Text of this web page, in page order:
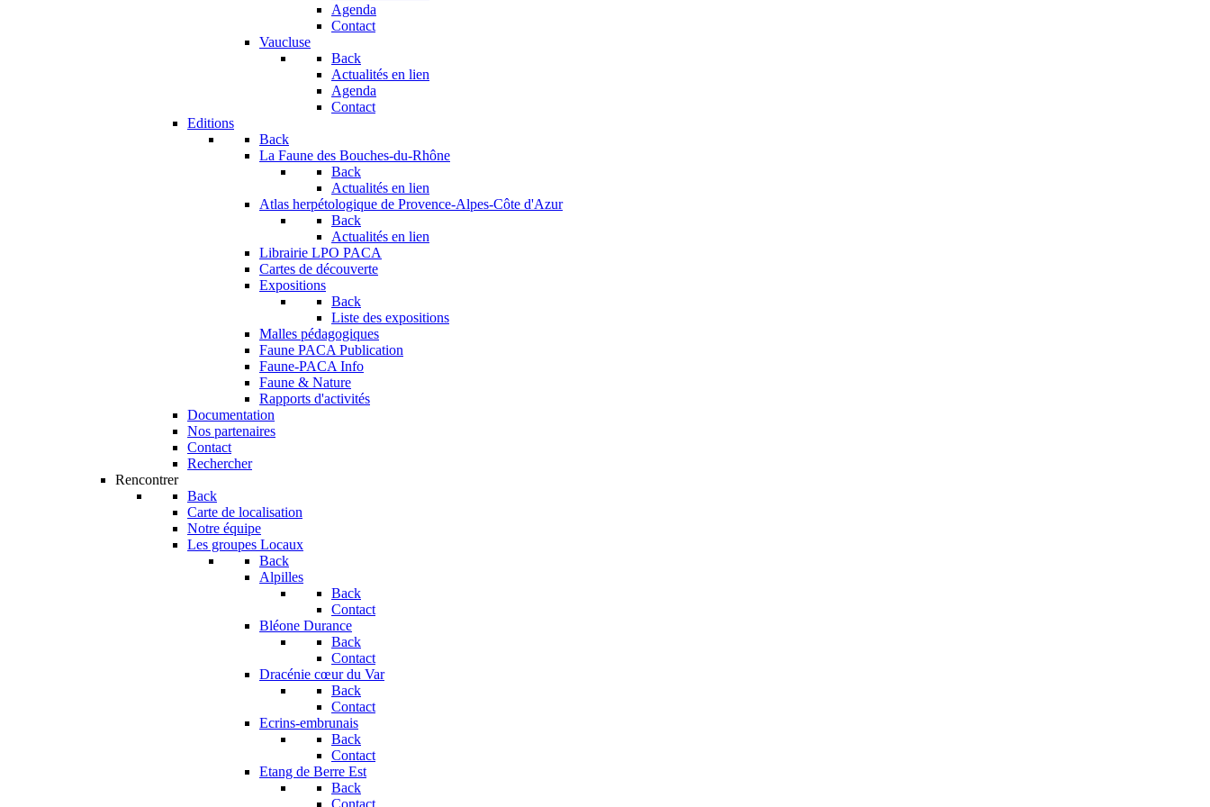
Agenda
Contact
Vaucluse
Back
Actualités en lien
Agenda
Contact
Editions
Back
La Faune des Bouches-du-Rhône
Back
Actualités en lien
Atlas herpétologique de Provence-Alpes-Côte d'Azur
Back
Actualités en lien
Librairie LPO PACA
Cartes de découverte
Expositions
Back
Liste des expositions
Malles pédagogiques
Faune PACA Publication
Faune-PACA Info
Faune & Nature
Rapports d'activités
Documentation
Nos partenaires
Contact
Rechercher
Rencontrer
Back
Carte de localisation
Notre équipe
Les groupes Locaux
Back
Alpilles
Back
Contact
Bléone Durance
Back
Contact
Dracénie cœur du Var
Back
Contact
Ecrins-embrunais
Back
Contact
Etang de Berre Est
Back
Contact